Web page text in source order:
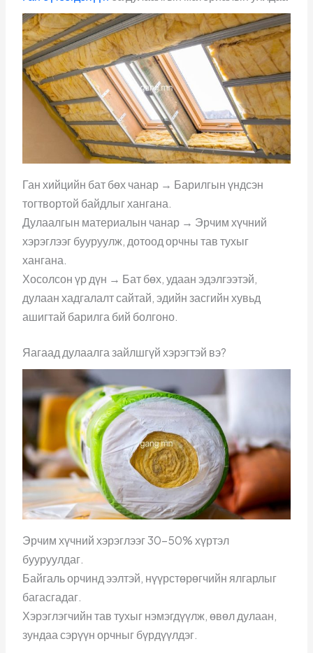
Ган хийцийн бат бөх чанар → Барилгын үндсэн
тогтвортой байдлыг хангана.
Дулаалгын материалын чанар → Эрчим хүчний
хэрэглээг бууруулж, дотоод орчны тав тухыг
хангана.
Хосолсон үр дүн → Бат бөх, удаан эдэлгээтэй,
дулаан хадгалалт сайтай, эдийн засгийн хувьд
ашигтай барилга бий болгоно.
Яагаад дулаалга зайлшгүй хэрэгтэй вэ?
Эрчим хүчний хэрэглээг 30–50% хүртэл
бууруулдаг.
Байгаль орчинд ээлтэй, нүүрстөрөгчийн ялгарлыг
багасгадаг.
Хэрэглэгчийн тав тухыг нэмэгдүүлж, өвөл дулаан,
зундаа сэрүүн орчныг бүрдүүлдэг.